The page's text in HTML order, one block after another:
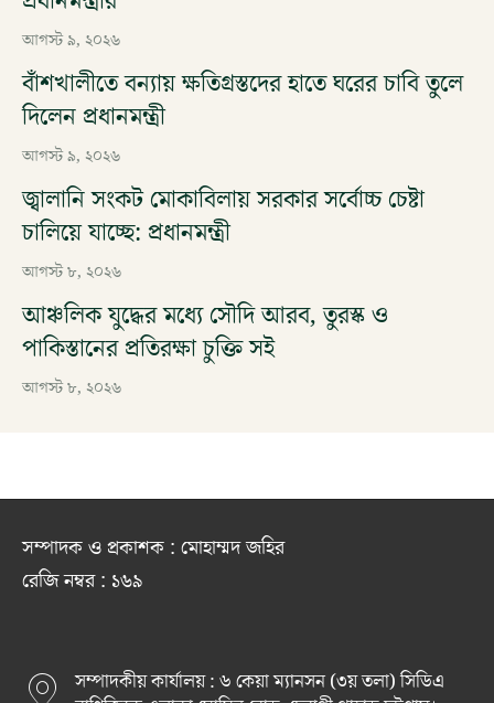
আগস্ট ৯, ২০২৬
বাঁশখালীতে বন্যায় ক্ষতিগ্রস্তদের হাতে ঘরের চাবি তুলে
দিলেন প্রধানমন্ত্রী
আগস্ট ৯, ২০২৬
জ্বালানি সংকট মোকাবিলায় সরকার সর্বোচ্চ চেষ্টা
চালিয়ে যাচ্ছে: প্রধানমন্ত্রী
আগস্ট ৮, ২০২৬
আঞ্চলিক যুদ্ধের মধ্যে সৌদি আরব, তুরস্ক ও
পাকিস্তানের প্রতিরক্ষা চুক্তি সই
আগস্ট ৮, ২০২৬
সম্পাদক ও প্রকাশক : মোহাম্মদ জহির
রেজি নম্বর : ১৬৯
সম্পাদকীয় কার্যালয় : ৬ কেয়া ম্যানসন (৩য় তলা) সিডিএ